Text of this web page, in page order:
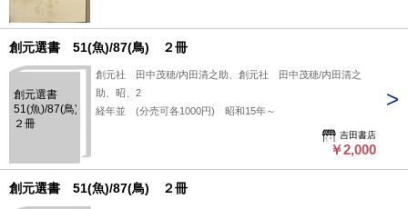
創元選書 51(魚)/87(鳥) ２冊
創元選書
51(魚)/87(鳥)
２冊
創元社 田中茂穂/内田清之助、創元社 田中茂穂/内田清之
助、昭、2
経年並 (分売可各1000円) 昭和15年～
吉田書店
￥2,000
創元選書 51(魚)/87(鳥) ２冊